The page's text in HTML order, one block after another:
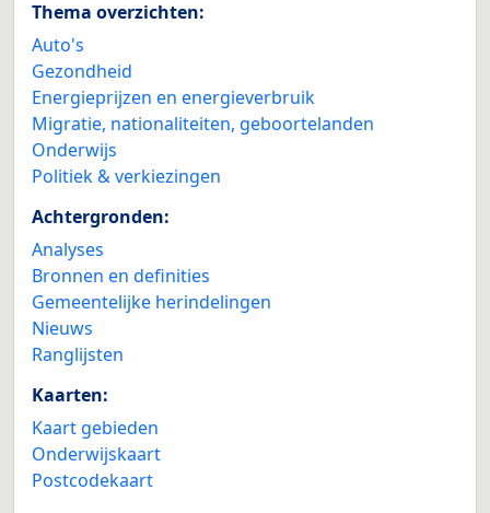
Thema overzichten:
Auto's
Gezondheid
Energieprijzen en energieverbruik
Migratie, nationaliteiten, geboortelanden
Onderwijs
Politiek & verkiezingen
Achtergronden:
Analyses
Bronnen en definities
Gemeentelijke herindelingen
Nieuws
Ranglijsten
Kaarten:
Kaart gebieden
Onderwijskaart
Postcodekaart